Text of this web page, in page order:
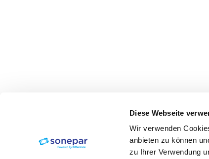
Diese Webseite
Wir verwenden
anbieten zu können
zu Ihrer Verwendung